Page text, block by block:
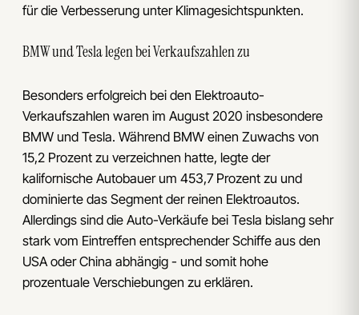
für die Verbesserung unter Klimagesichtspunkten.
BMW und Tesla legen bei Verkaufszahlen zu
Besonders erfolgreich bei den Elektroauto-
Verkaufszahlen waren im August 2020 insbesondere
BMW und Tesla. Während BMW einen Zuwachs von
15,2 Prozent zu verzeichnen hatte, legte der
kalifornische Autobauer um 453,7 Prozent zu und
dominierte das Segment der reinen Elektroautos.
Allerdings sind die Auto-Verkäufe bei Tesla bislang sehr
stark vom Eintreffen entsprechender Schiffe aus den
USA oder China abhängig - und somit hohe
prozentuale Verschiebungen zu erklären.